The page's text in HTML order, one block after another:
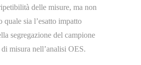
delle misure, ma non
quale sia l’esatto impatto
segregazione del campione
di misura nell’analisi OES.